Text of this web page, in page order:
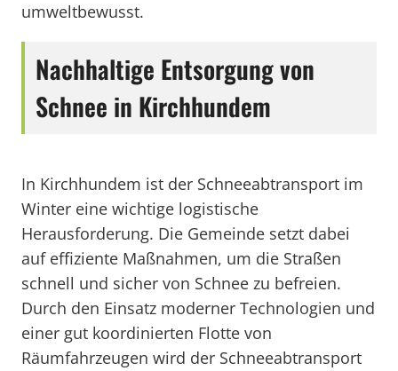
umweltbewusst.
Nachhaltige Entsorgung von
Schnee in Kirchhundem
In Kirchhundem ist der Schneeabtransport im
Winter eine wichtige logistische
Herausforderung. Die Gemeinde setzt dabei
auf effiziente Maßnahmen, um die Straßen
schnell und sicher von Schnee zu befreien.
Durch den Einsatz moderner Technologien und
einer gut koordinierten Flotte von
Räumfahrzeugen wird der Schneeabtransport